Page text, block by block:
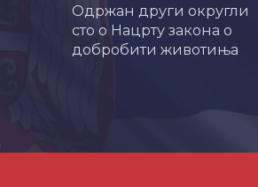
Одржан други округли
сто о Нацрту закона о
добробити животиња